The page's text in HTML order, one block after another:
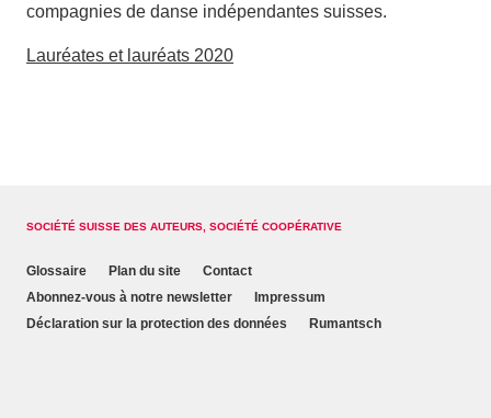
compagnies de danse indépendantes suisses.
Lauréates et lauréats 2020
SOCIÉTÉ SUISSE DES AUTEURS, SOCIÉTÉ COOPÉRATIVE
Glossaire Plan du site
Contact
Abonnez-vous à notre newsletter
Impressum
Déclaration sur la protection des données
Rumantsch